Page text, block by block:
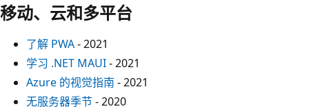
移动、云和多平台
了解 PWA- 2021
学习 .NET MAUI- 2021
Azure 的视觉指南 - 2021
无服务器季节- 2020